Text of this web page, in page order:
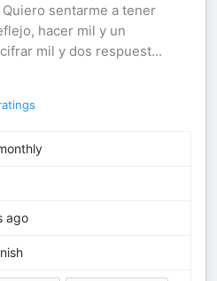
sentarme a tener
hacer mil y un
mil y dos respuest...
ago